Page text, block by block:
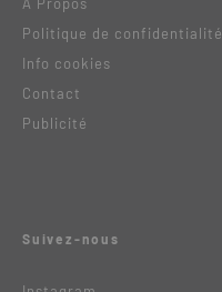
Politique de confidentialité
Info cookies
Contact
Publicité
Suivez-nous